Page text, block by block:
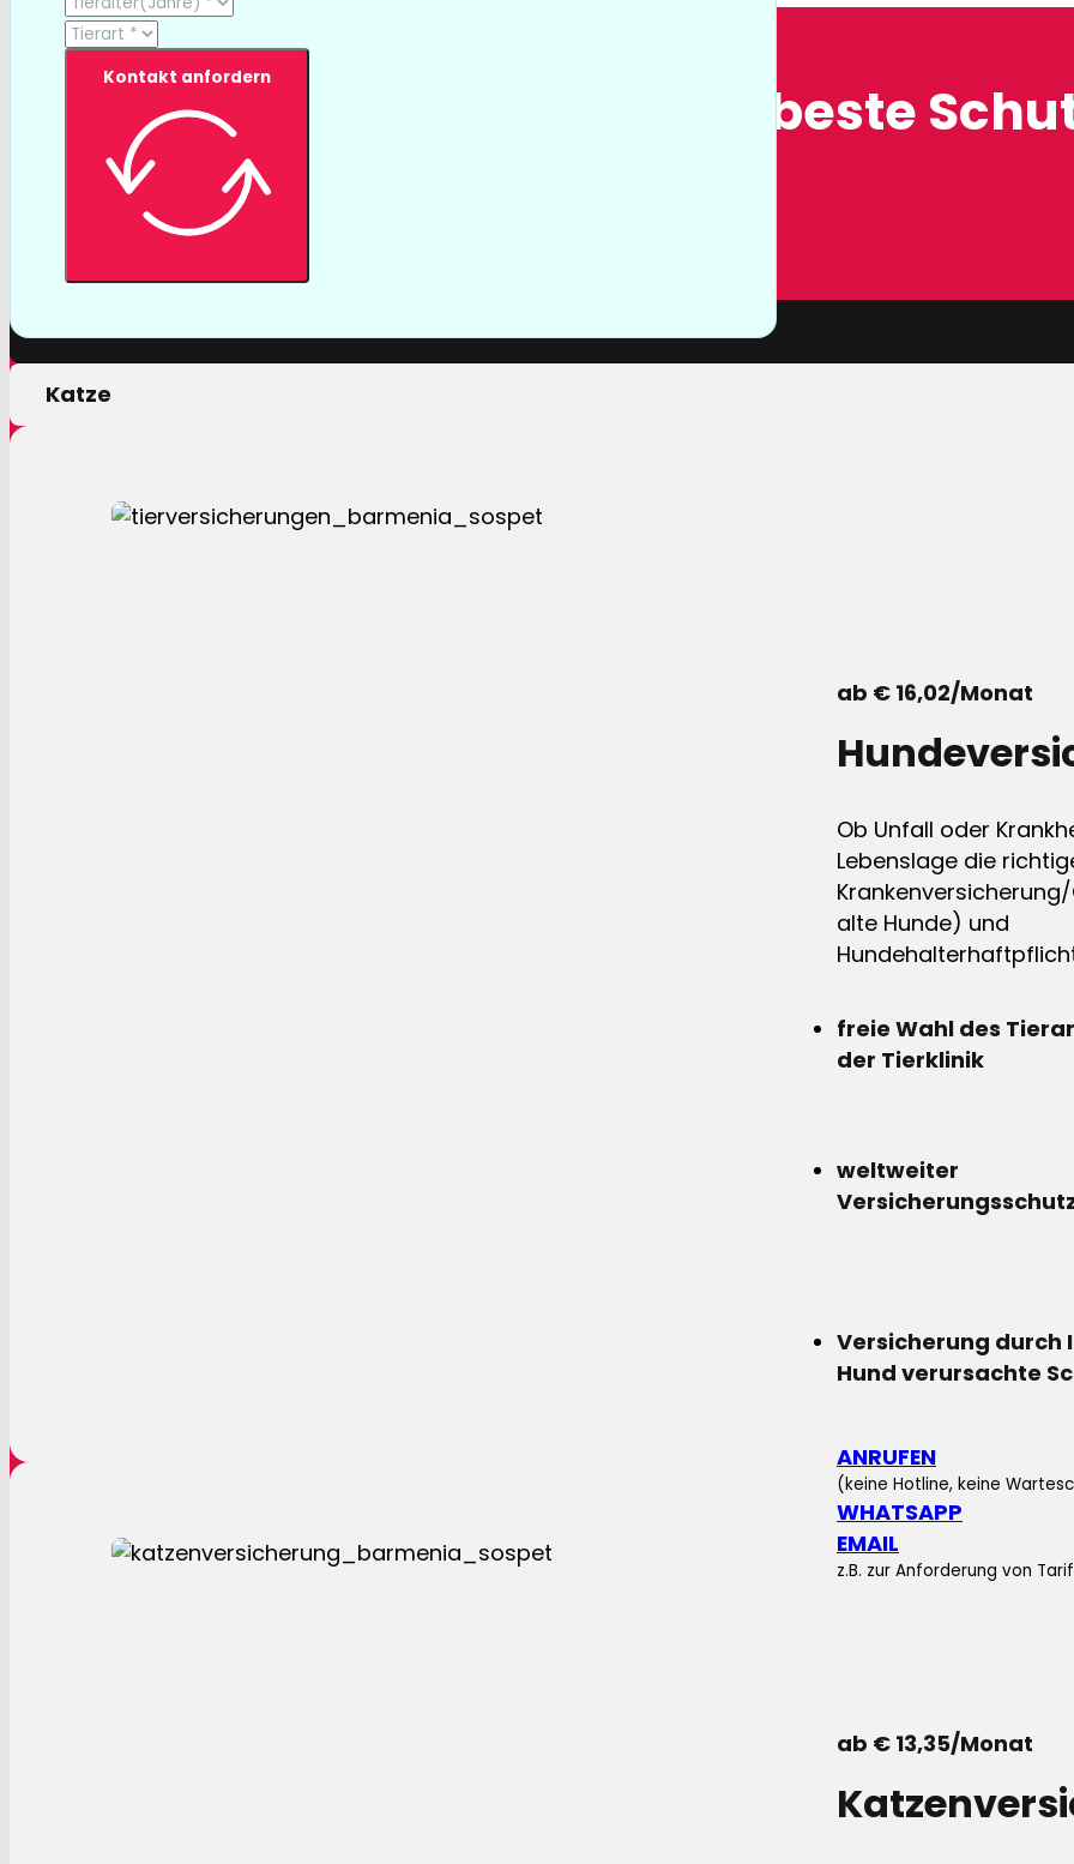
Kontakt anfordern
TESTSIEGER bereits ab € 13,35/Monat
Tierversicherung, der beste
Mit einer Tierversicherung der Barmenia profitieren sie nicht
nur von erstklassigen Leistungen, sondern auch von unserer
Hund
Katze
ab € 16,02/Monat
Ob Unfall oder
Lebenslage die
alte Hunde) und
freie Wahl des
der Tierklinik
weltweiter
Versicherung durch
Hund verursachte
ANRUFEN
(keine Hotline, keine
WHATSAPP
EMAIL
z.B. zur Anforderung von
ab € 13,35/Monat